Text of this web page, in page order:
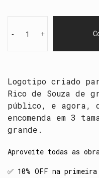
- +
Logotipo criado
Rico de Souza de
público, e agora,
encomenda em 3
grande.
Aproveite todas as
✅️ 10% OFF na primeira